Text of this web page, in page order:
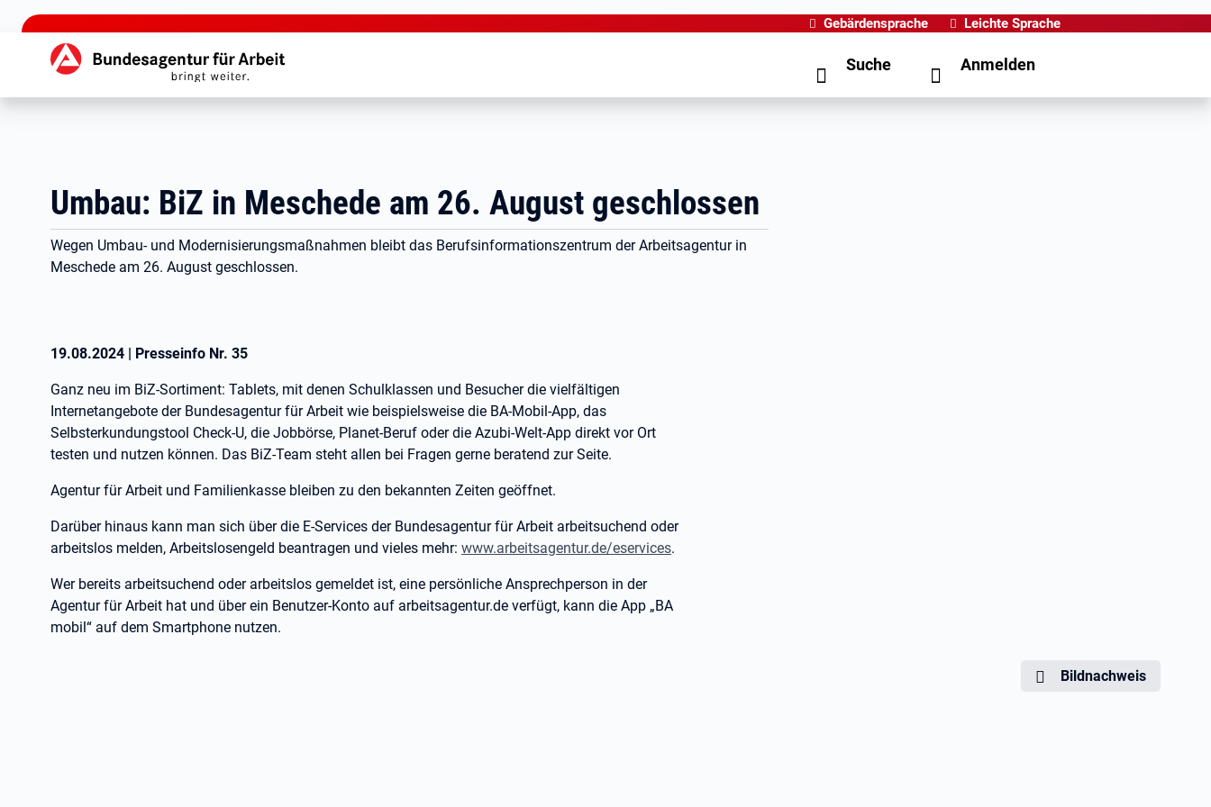
zu den Hauptinhalten springen
Gebärdensprache Leichte Sprache
Hauptnavigation Suche Anmelden
Umbau: BiZ in Meschede am 26. August geschlossen
Wegen Umbau- und Modernisierungsmaßnahmen bleibt das Berufsinformationszentrum der Arbeitsagentur in
Meschede am 26. August geschlossen.
19.08.2024 | Presseinfo Nr. 35
Ganz neu im BiZ-Sortiment: Tablets, mit denen Schulklassen und Besucher die vielfältigen
Internetangebote der Bundesagentur für Arbeit wie beispielsweise die BA-Mobil-App, das
Selbsterkundungstool Check-U, die Jobbörse, Planet-Beruf oder die Azubi-Welt-App direkt vor Ort
testen und nutzen können. Das BiZ-Team steht allen bei Fragen gerne beratend zur Seite.
Agentur für Arbeit und Familienkasse bleiben zu den bekannten Zeiten geöffnet.
Darüber hinaus kann man sich über die E-Services der Bundesagentur für Arbeit arbeitsuchend oder
arbeitslos melden, Arbeitslosengeld beantragen und vieles mehr: www.arbeitsagentur.de/eservices.
Wer bereits arbeitsuchend oder arbeitslos gemeldet ist, eine persönliche Ansprechperson in der
Agentur für Arbeit hat und über ein Benutzer-Konto auf arbeitsagentur.de verfügt, kann die App „BA
mobil“ auf dem Smartphone nutzen.
Bildnachweis